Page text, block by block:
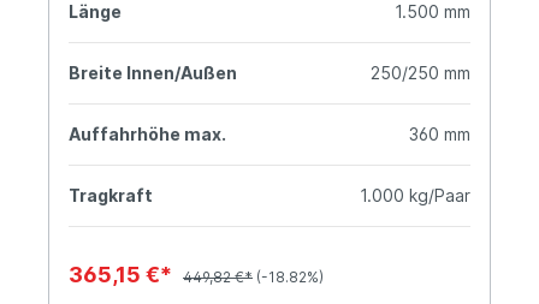
Länge 1.500 mm
Breite Innen/Außen 250/250 mm
Auffahrhöhe max. 360 mm
Tragkraft 1.000 kg/Paar
365,15 €* 449,82 €* (-18.82%)